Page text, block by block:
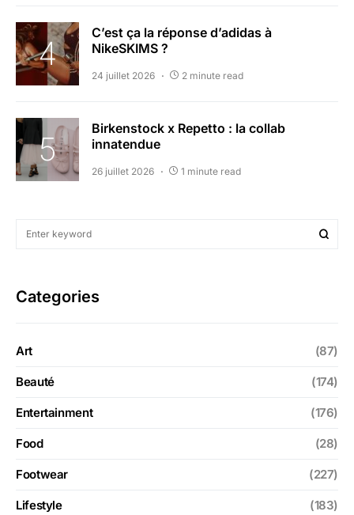
C’est ça la réponse d’adidas à
NikeSKIMS ?
24 juillet 2026 2 minute read
Birkenstock x Repetto : la collab
innatendue
26 juillet 2026 1 minute read
Categories
Art (87)
Beauté (174)
Entertainment (176)
Food (28)
Footwear (227)
Lifestyle (183)